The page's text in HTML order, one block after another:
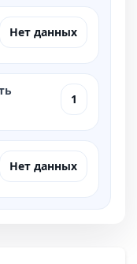
Нет данных
1
Нет данных